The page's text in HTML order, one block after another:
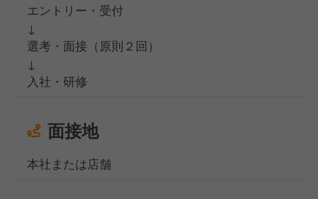
エントリー・受付
↓
選考・面接（原則２回）
↓
入社・研修
面接地
本社または店舗